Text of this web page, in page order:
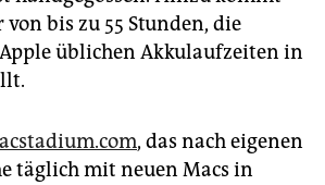
bis zu 55 Stunden, die
üblichen Akkulaufzeiten in
, das nach eigenen
täglich mit neuen Macs in